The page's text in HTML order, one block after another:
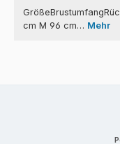
cm M 96 cm… Mehr